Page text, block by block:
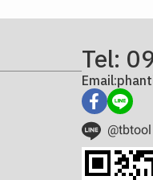
Tel:
@tbtool